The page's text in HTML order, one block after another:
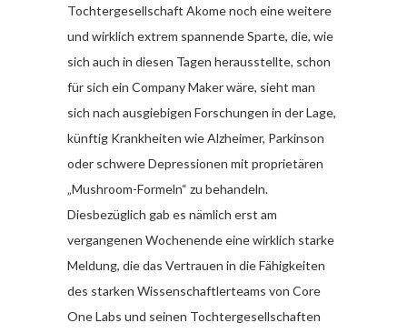
Tochtergesellschaft Akome noch eine weitere
und wirklich extrem spannende Sparte, die, wie
sich auch in diesen Tagen herausstellte, schon
für sich ein Company Maker wäre, sieht man
sich nach ausgiebigen Forschungen in der Lage,
künftig Krankheiten wie Alzheimer, Parkinson
oder schwere Depressionen mit proprietären
„Mushroom-Formeln“ zu behandeln.
Diesbezüglich gab es nämlich erst am
vergangenen Wochenende eine wirklich starke
Meldung, die das Vertrauen in die Fähigkeiten
des starken Wissenschaftlerteams von Core
One Labs und seinen Tochtergesellschaften